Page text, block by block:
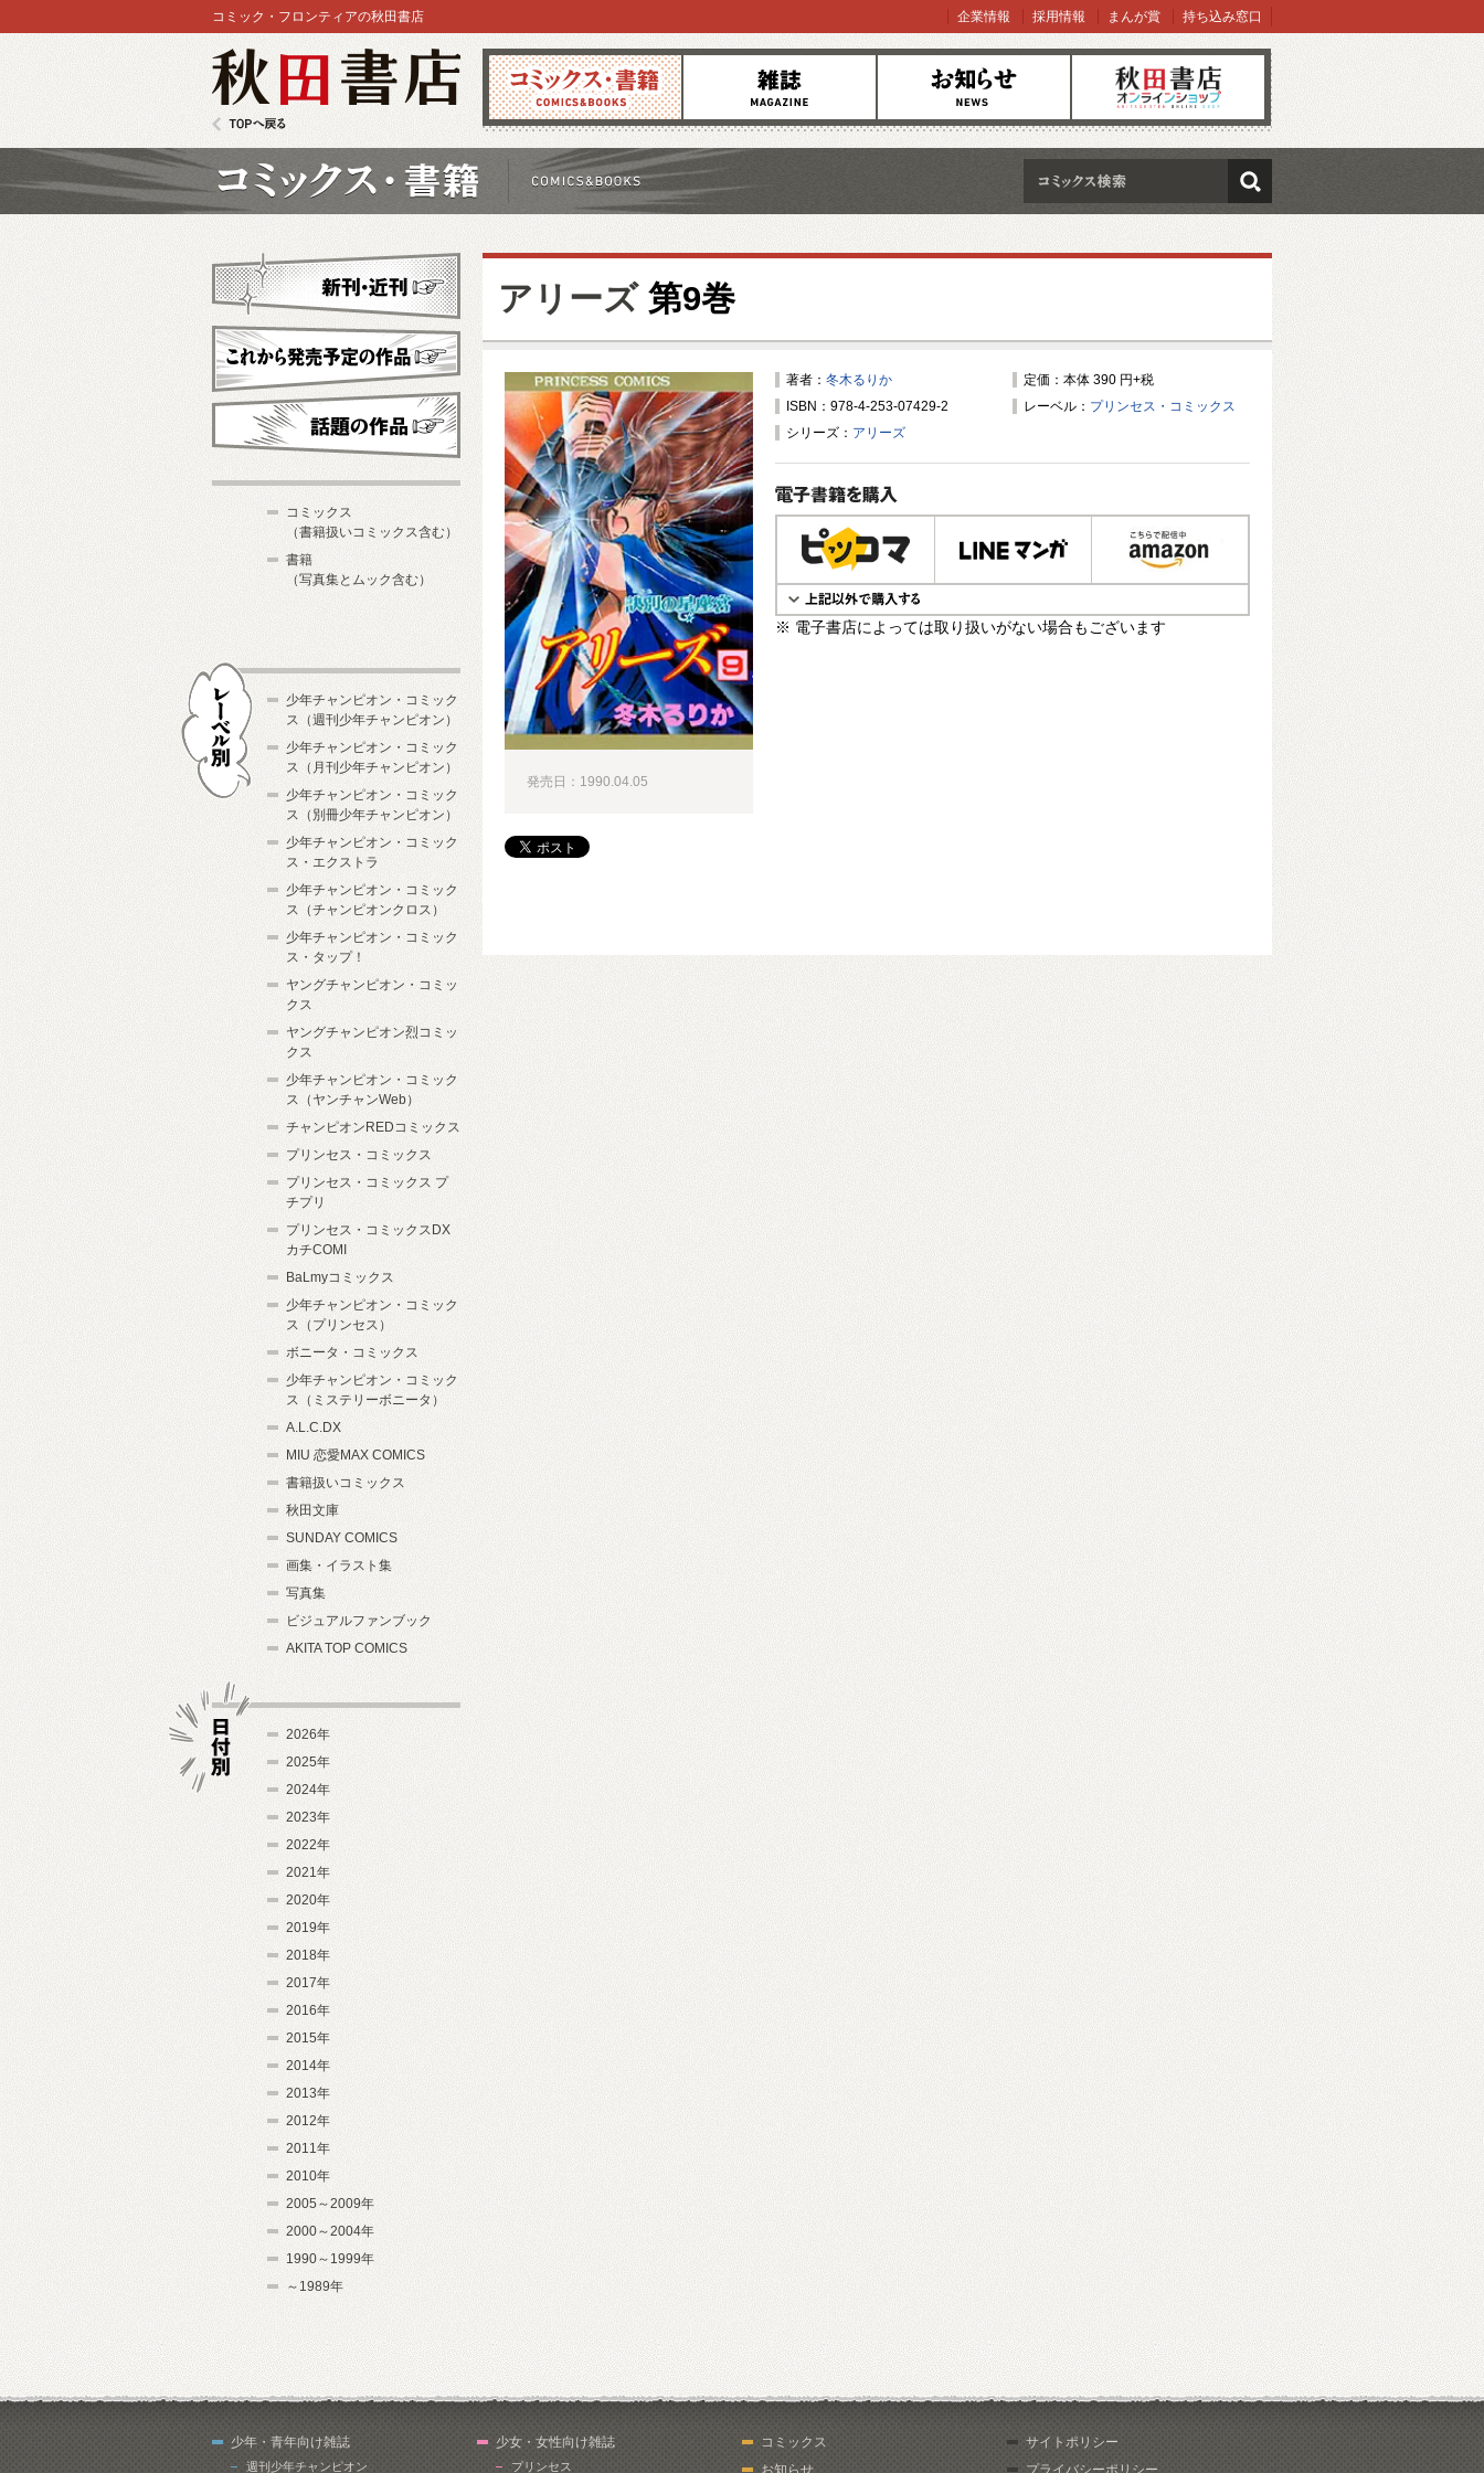
コミックス 雑誌 お知らせ オンラインショップ
コミック・フロンティアの秋田書店 企業情報 採用情報 まんが賞 持ち込み窓口
検索
アリーズ第9巻
著者： 冬木るりか
定価：本体 390 円+税
ISBN：978-4-253-07429-2
レーベル： プリンセス・コミックス
シリーズ： アリーズ
電子書籍で購入
※ 電子書店によっては取り扱いがない場合もございます
発売日：1990.04.05
新刊・近刊
これから発売予定
コミックス
（書籍扱いコミックス含む）
書籍
（写真集とムック含む）
少年チャンピオン・コミック
ス（週刊少年チャンピオン）
少年チャンピオン・コミック
ス（月刊少年チャンピオン）
少年チャンピオン・コミック
ス（別冊少年チャンピオン）
少年チャンピオン・コミック
ス・エクストラ
少年チャンピオン・コミック
ス（チャンピオンクロス）
少年チャンピオン・コミック
ス・タップ！
ヤングチャンピオン・コミッ
クス
ヤングチャンピオン烈コミッ
クス
少年チャンピオン・コミック
ス（ヤンチャンWeb）
チャンピオンREDコミックス
プリンセス・コミックス
プリンセス・コミックス プ
チプリ
プリンセス・コミックスDX
カチCOMI
BaLmyコミックス
少年チャンピオン・コミック
ス（プリンセス）
ボニータ・コミックス
少年チャンピオン・コミック
ス（ミステリーボニータ）
A.L.C.DX
MIU 恋愛MAX COMICS
書籍扱いコミックス
秋田文庫
SUNDAY COMICS
画集・イラスト集
写真集
ビジュアルファンブック
AKITA TOP COMICS
2026年
2025年
2024年
2023年
2022年
2021年
2020年
2019年
2018年
2017年
2016年
2015年
2014年
2013年
2012年
2011年
2010年
2005～2009年
2000～2004年
1990～1999年
～1989年
少年・青年向け雑誌
週刊少年チャンピオン
少女・女性向け雑誌
プリンセス
コミックス
お知らせ
サイトポリシー
プライバシーポリシー